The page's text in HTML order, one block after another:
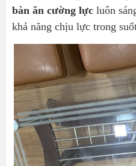
bàn ăn cường lực luôn
khả năng chịu lực trong